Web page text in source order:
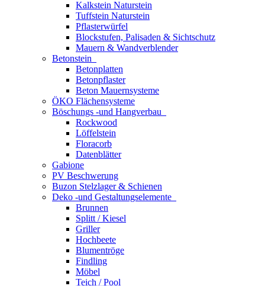
Kalkstein Naturstein
Tuffstein Naturstein
Pflasterwürfel
Blockstufen, Palisaden & Sichtschutz
Mauern & Wandverblender
Betonstein
Betonplatten
Betonpflaster
Beton Mauernsysteme
ÖKO Flächensysteme
Böschungs -und Hangverbau
Rockwood
Löffelstein
Floracorb
Datenblätter
Gabione
PV Beschwerung
Buzon Stelzlager & Schienen
Deko -und Gestaltungselemente
Brunnen
Splitt / Kiesel
Griller
Hochbeete
Blumentröge
Findling
Möbel
Teich / Pool